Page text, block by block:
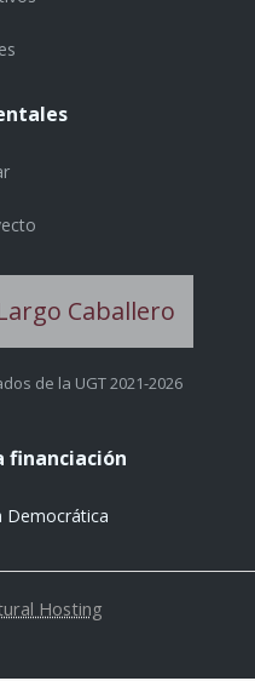
de la UGT 2021-2026
financiación
Hosting